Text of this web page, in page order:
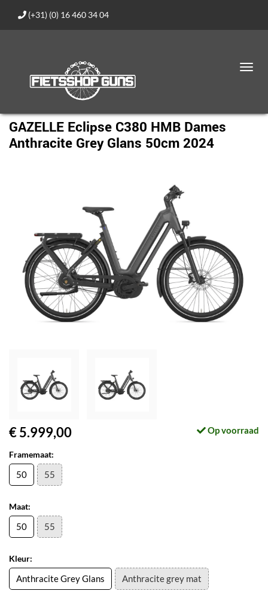
(+31) (0) 16 460 34 04
GAZELLE Eclipse C380 HMB Dames
Anthracite Grey Glans 50cm 2024
€ 5.999,00 Op voorraad
Framemaat:
50 55
Maat:
50 55
Kleur:
Anthracite Grey Glans Anthracite grey mat